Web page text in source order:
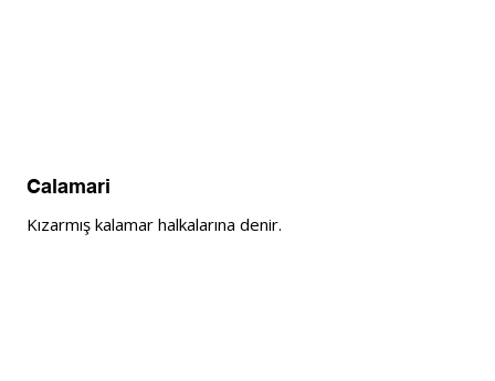
Calamari
Kızarmış kalamar halkalarına denir.